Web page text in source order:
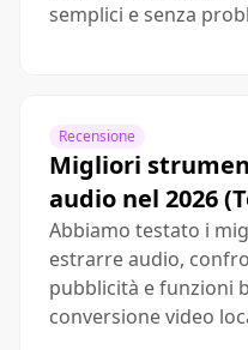
semplici e senza
Recensione
Migliori
audio nel 2026
Abbiamo testato i
estrarre audio,
pubblicità e funzioni
conversione video